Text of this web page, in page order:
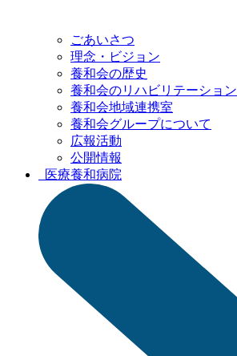
ごあいさつ
理念・ビジョン
養和会の歴史
養和会のリハビリテーション
養和会地域連携室
養和会グループについて
広報活動
公開情報
医療養和病院